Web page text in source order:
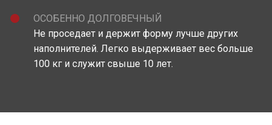
ОСОБЕННО ДОЛГОВЕЧНЫЙ
Не проседает и держит форму лучше других
наполнителей. Легко выдерживает вес больше
100 кг и служит свыше 10 лет.